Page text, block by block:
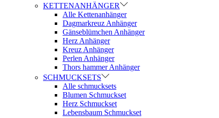
KETTENANHÄNGER
Alle Kettenanhänger
Dagmarkreuz Anhänger
Gänseblümchen Anhänger
Herz Anhänger
Kreuz Anhänger
Perlen Anhänger
Thors hammer Anhänger
SCHMUCKSETS
Alle schmucksets
Blumen Schmuckset
Herz Schmuckset
Lebensbaum Schmuckset